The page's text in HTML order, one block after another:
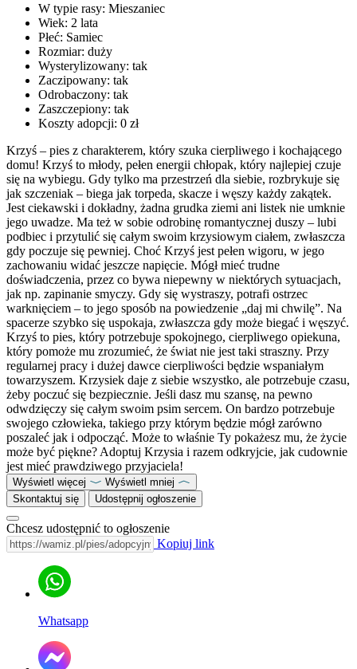
W typie rasy: Mieszaniec
Wiek: 2 lata
Płeć: Samiec
Rozmiar: duży
Wysterylizowany: tak
Zaczipowany: tak
Odrobaczony: tak
Zaszczepiony: tak
Koszty adopcji: 0 zł
Krzyś – pies z charakterem, który szuka cierpliwego i kochającego
domu! Krzyś to młody, pełen energii chłopak, który najlepiej czuje
się na wybiegu. Gdy tylko ma przestrzeń dla siebie, rozbrykuje się
jak szczeniak – biega jak torpeda, skacze i węszy każdy zakątek.
Jest ciekawski i dokładny, żadna grudka ziemi ani listek nie umknie
jego uwadze. Ma też w sobie odrobinę romantycznej duszy – lubi
podbiec i przytulić się całym swoim krzysiowym ciałem, zwłaszcza
gdy poczuje się pewniej. Choć Krzyś jest pełen wigoru, w jego
zachowaniu widać jeszcze napięcie. Mógł mieć trudne
doświadczenia, przez co bywa niepewny w niektórych sytuacjach,
jak np. zapinanie smyczy. Gdy się wystraszy, potrafi ostrzec
warknięciem – to jego sposób na powiedzenie „daj mi chwilę”. Na
spacerze szybko się uspokaja, zwłaszcza gdy może biegać i węszyć.
Krzyś to pies, który potrzebuje spokojnego, cierpliwego opiekuna,
który pomoże mu zrozumieć, że świat nie jest taki straszny. Przy
regularnej pracy i dużej dawce cierpliwości będzie wspaniałym
towarzyszem. Krzysiek daje z siebie wszystko, ale potrzebuje czasu,
żeby poczuć się bezpiecznie. Jeśli dasz mu szansę, na pewno
odwdzięczy się całym swoim psim sercem. On bardzo potrzebuje
swojego człowieka, takiego przy którym będzie mógł zarówno
poszaleć jak i odpocząć. Może to właśnie Ty pokażesz mu, że życie
może być piękne? Adoptuj Krzysia i razem odkryjcie, jak cudownie
jest mieć prawdziwego przyjaciela!
Wyświetl więcej
Wyświetl mniej
Skontaktuj się
Udostępnij ogłoszenie
Chcesz udostępnić to ogłoszenie
Kopiuj link
Whatsapp